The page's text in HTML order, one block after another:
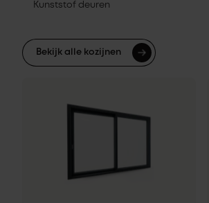
Kunststof deuren
Bekijk alle kozijnen